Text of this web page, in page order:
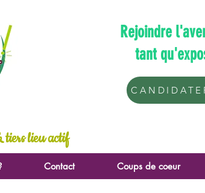
Rejoindre
tant
tiers lieu actif
Contact Coups de coeur